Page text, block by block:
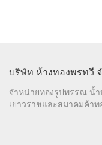
บริษัท ห้างทองพรทวี
จำหน่ายทองรูปพรรณ น้ำ
เยาวราชและสมาคมค้า